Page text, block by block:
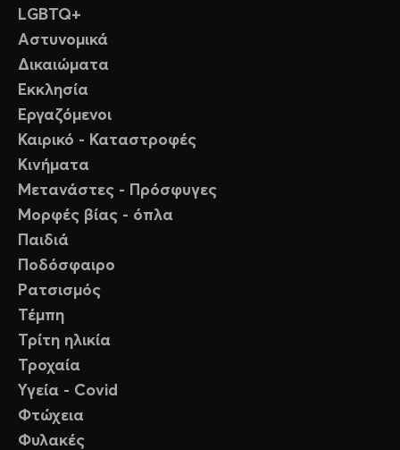
LGBTQ+
Αστυνομικά
Δικαιώματα
Εκκλησία
Εργαζόμενοι
Καιρικό - Καταστροφές
Κινήματα
Μετανάστες - Πρόσφυγες
Μορφές βίας - όπλα
Παιδιά
Ποδόσφαιρο
Ρατσισμός
Τέμπη
Τρίτη ηλικία
Τροχαία
Υγεία - Covid
Φτώχεια
Φυλακές